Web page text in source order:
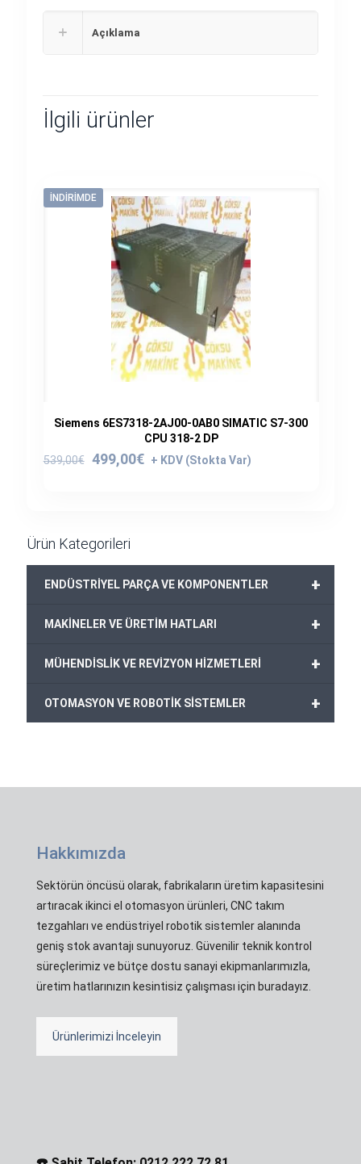
Açıklama
İlgili ürünler
İNDIRIMDE
Siemens 6ES7318-2AJ00-0AB0 SIMATIC S7-300
CPU 318-2 DP
539,00€ Orijinal
499,00€
Şu
Ürün Kategorileri
+
ENDÜSTRİYEL PARÇA VE KOMPONENTLER
+
MAKİNELER VE ÜRETİM HATLARI
+
MÜHENDİSLİK VE REVİZYON HİZMETLERİ
+
OTOMASYON VE ROBOTİK SİSTEMLER
Hakkımızda
Sektörün öncüsü olarak, fabrikaların üretim kapasitesini
artıracak ikinci el otomasyon ürünleri, CNC takım
tezgahları ve endüstriyel robotik sistemler alanında
geniş stok avantajı sunuyoruz. Güvenilir teknik kontrol
süreçlerimiz ve bütçe dostu sanayi ekipmanlarımızla,
üretim hatlarınızın kesintisiz çalışması için buradayız.
Ürünlerimizi İnceleyin